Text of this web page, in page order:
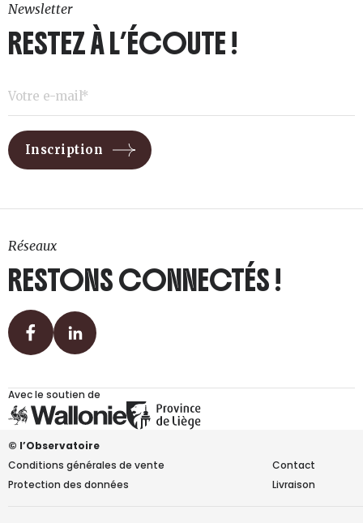
Newsletter
RESTEZ À L’ÉCOUTE !
Réseaux
RESTONS CONNECTÉS !
Avec le soutien de
© l’Observatoire
Conditions générales de vente
Protection des données
Livraison
Contact